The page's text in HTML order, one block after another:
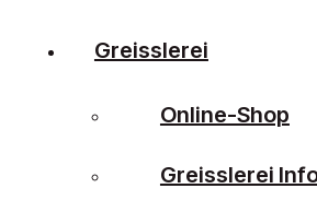
Greisslerei
Online-Shop
Greisslerei